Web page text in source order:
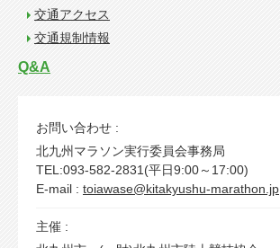
交通アクセス
交通規制情報
Q&A
お問い合わせ :
北九州マラソン実行委員会事務局
TEL:093-582-2831(平日9:00～17:00)
E-mail : toiawase@kitakyushu-marathon.jp
主催 :